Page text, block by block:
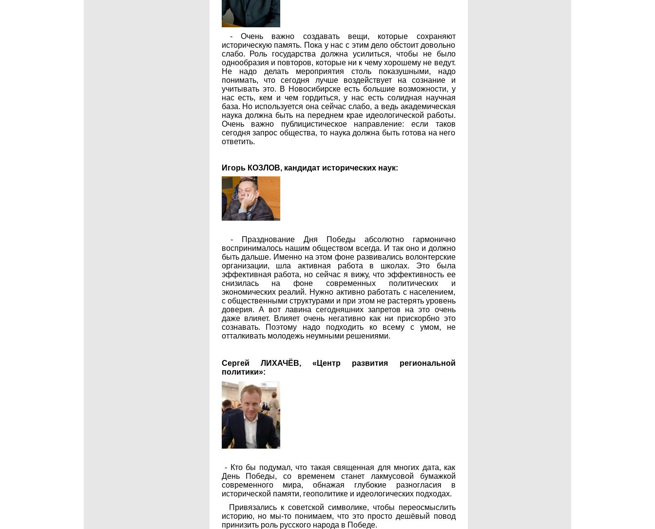
- Очень важно создавать вещи, которые сохраняют
историческую память. Пока у нас с этим дело обстоит довольно
слабо. Роль государства должна усилиться, чтобы не было
однообразия и повторов, которые ни к чему хорошему не ведут.
Не надо делать мероприятия столь показушными, надо
понимать, что сегодня лучше воздействует на сознание и
учитывать это. В Новосибирске есть большие возможности, у
нас есть, кем и чем гордиться, у нас есть солидная научная
база. Но используется она сейчас слабо, а ведь академическая
наука должна быть на переднем крае идеологической работы.
Очень важно публицистическое направление: если таков
сегодня запрос общества, то наука должна быть готова на него
ответить.
Игорь КОЗЛОВ, кандидат исторических наук:
- Празднование Дня Победы абсолютно гармонично
воспринималось нашим обществом всегда. И так оно и должно
быть дальше. Именно на этом фоне развивались волонтерские
организации, шла активная работа в школах. Это была
эффективная работа, но сейчас я вижу, что эффективность ее
снизилась на фоне современных политических и
экономических реалий. Нужно активно работать с населением,
с общественными структурами и при этом не растерять уровень
доверия. А вот лавина сегодняшних запретов на это очень
даже влияет. Влияет очень негативно как ни прискорбно это
сознавать. Поэтому надо подходить ко всему с умом, не
отталкивать молодежь неумными решениями.
Сергей ЛИХАЧЁВ, «Центр развития региональной
политики»:
- Кто бы подумал, что такая священная для многих дата, как
День Победы, со временем станет лакмусовой бумажкой
современного мира, обнажая глубокие разногласия в
исторической памяти, геополитике и идеологических подходах.
Привязались к советской символике, чтобы переосмыслить
историю, но мы-то понимаем, что это просто дешёвый повод
принизить роль русского народа в Победе.